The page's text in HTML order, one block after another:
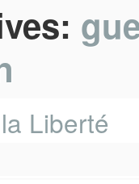
Liberté